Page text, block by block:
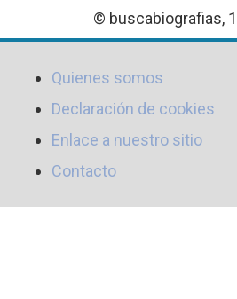
© buscabiografias,
Quienes somos
Declaración de cookies
Enlace a nuestro sitio
Contacto